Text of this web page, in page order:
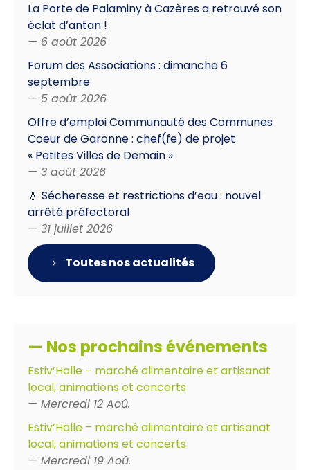
La Porte de Palaminy à Cazères a retrouvé son
éclat d’antan !
— 6 août 2026
Forum des Associations : dimanche 6
septembre
— 5 août 2026
Offre d’emploi Communauté des Communes
Coeur de Garonne : chef(fe) de projet
« Petites Villes de Demain »
— 3 août 2026
💧 Sécheresse et restrictions d’eau : nouvel
arrêté préfectoral
— 31 juillet 2026
Toutes nos actualités
— Nos prochains événements
Estiv’Halle – marché alimentaire et artisanat
local, animations et concerts
— Mercredi 12 Aoû.
Estiv’Halle – marché alimentaire et artisanat
local, animations et concerts
— Mercredi 19 Aoû.